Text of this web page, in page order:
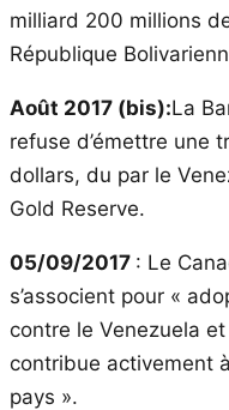
milliard 200 millions
République
Août 2017 (bis):La
refuse d’émettre une
dollars, du par le
Gold Reserve.
05/09/2017 : Le
s’associent pour «
contre le Venezuela
contribue activement
pays ».